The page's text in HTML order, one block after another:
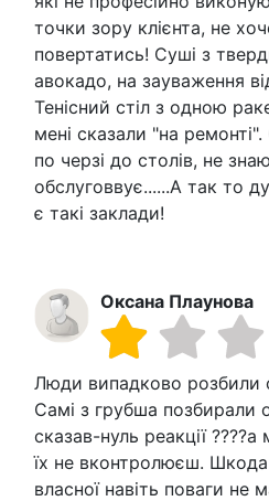
точки зору клієнта, не
повертатись! Суші з
авокадо, на зауваження
Тенісний стіл з одною
мені сказали "на ремонті".
по черзі до столів, не
обслуговвує......А так то
є такі заклади!
Оксана Плаунова
Люди випадково розбили
Самі з грубша позбирали
сказав-нуль реакції ????а
їх не вконтролюєш.
власної навіть поваги не